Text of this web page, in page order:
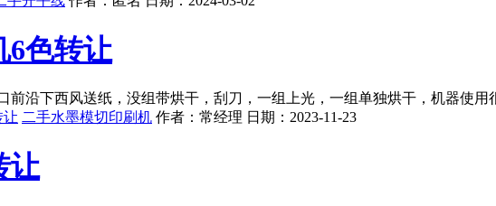
6色转让
前沿下西风送纸，没组带烘干，刮刀，一组上光，一组单独烘干，机器使用
让 二手水墨模切印刷机 作者： 常经理 日期： 2023-11-23
让